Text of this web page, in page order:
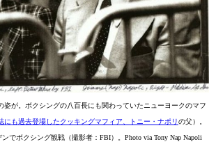
姿が。ボクシングの八百長にも関わっていたニューヨークのマフ
にも過去登場したクッキングマフィア、トニー・ナポリの父）。
でボクシング観戦（撮影者：FBI）。Photo via Tony Nap Napoli